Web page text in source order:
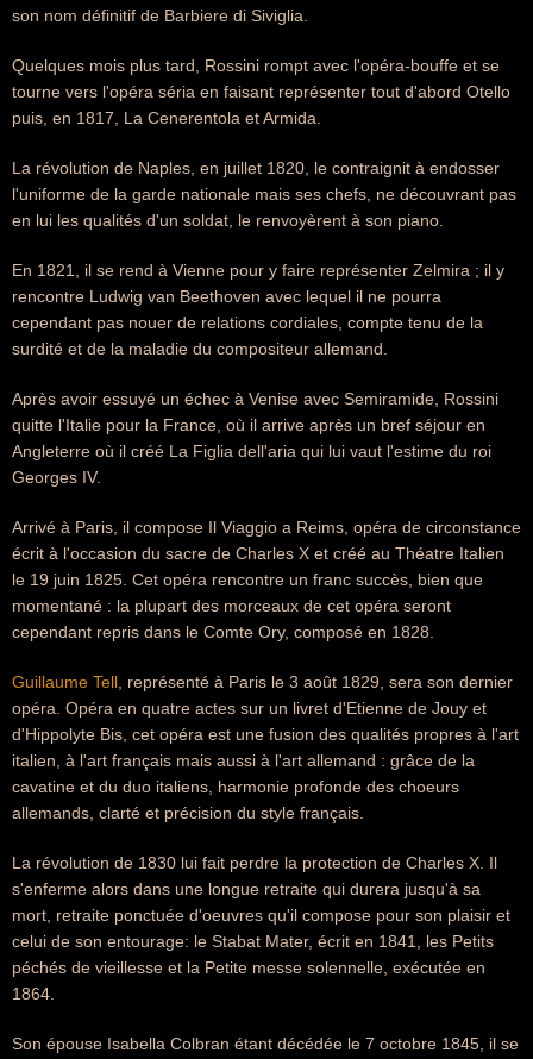
son nom définitif de Barbiere di Siviglia.
Quelques mois plus tard, Rossini rompt avec l'opéra-bouffe et se
tourne vers l'opéra séria en faisant représenter tout d'abord Otello
puis, en 1817, La Cenerentola et Armida.
La révolution de Naples, en juillet 1820, le contraignit à endosser
l'uniforme de la garde nationale mais ses chefs, ne découvrant pas
en lui les qualités d'un soldat, le renvoyèrent à son piano.
En 1821, il se rend à Vienne pour y faire représenter Zelmira ; il y
rencontre Ludwig van Beethoven avec lequel il ne pourra
cependant pas nouer de relations cordiales, compte tenu de la
surdité et de la maladie du compositeur allemand.
Après avoir essuyé un échec à Venise avec Semiramide, Rossini
quitte l'Italie pour la France, où il arrive après un bref séjour en
Angleterre où il créé La Figlia dell'aria qui lui vaut l'estime du roi
Georges IV.
Arrivé à Paris, il compose Il Viaggio a Reims, opéra de circonstance
écrit à l'occasion du sacre de Charles X et créé au Théatre Italien
le 19 juin 1825. Cet opéra rencontre un franc succès, bien que
momentané : la plupart des morceaux de cet opéra seront
cependant repris dans le Comte Ory, composé en 1828.
Guillaume Tell , représenté à Paris le 3 août 1829, sera son dernier
opéra. Opéra en quatre actes sur un livret d'Etienne de Jouy et
d'Hippolyte Bis, cet opéra est une fusion des qualités propres à l'art
italien, à l'art français mais aussi à l'art allemand : grâce de la
cavatine et du duo italiens, harmonie profonde des choeurs
allemands, clarté et précision du style français.
La révolution de 1830 lui fait perdre la protection de Charles X. Il
s'enferme alors dans une longue retraite qui durera jusqu'à sa
mort, retraite ponctuée d'oeuvres qu'il compose pour son plaisir et
celui de son entourage: le Stabat Mater, écrit en 1841, les Petits
péchés de vieillesse et la Petite messe solennelle, exécutée en
1864.
Son épouse Isabella Colbran étant décédée le 7 octobre 1845, il se